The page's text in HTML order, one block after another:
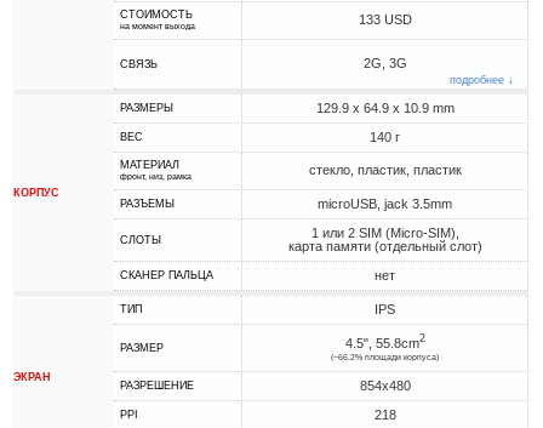
СТОИМОСТЬ
на момент выхода 133 USD
СВЯЗЬ 2G, 3G
подробнее ↓
КОРПУС
РАЗМЕРЫ 129.9 x 64.9 x 10.9 mm
ВЕС 140 г
МАТЕРИАЛ
фронт, низ, рамка стекло, пластик, пластик
РАЗЪЕМЫ microUSB, jack 3.5mm
СЛОТЫ
1 или 2 SIM (Micro-SIM),
карта памяти (отдельный слот)
СКАНЕР ПАЛЬЦА нет
ЭКРАН
ТИП IPS
РАЗМЕР 4.5", 55.8cm2
(~66.2% площади корпуса)
РАЗРЕШЕНИЕ 854x480
PPI 218